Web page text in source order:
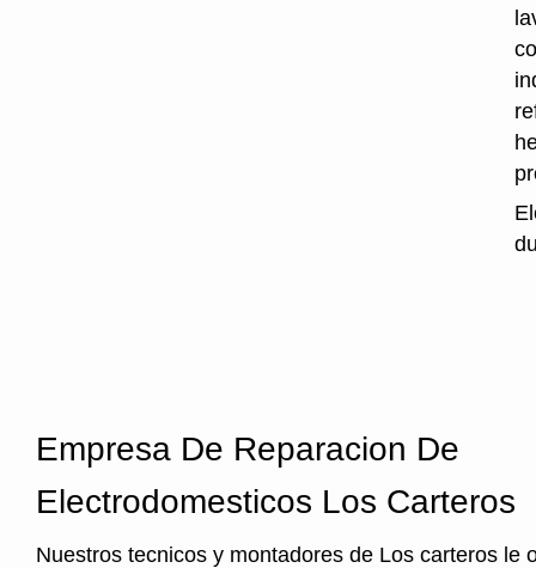
Empresa De Reparacion De
Electrodomesticos Los Carteros
Nuestros tecnicos y montadores de Los carteros le